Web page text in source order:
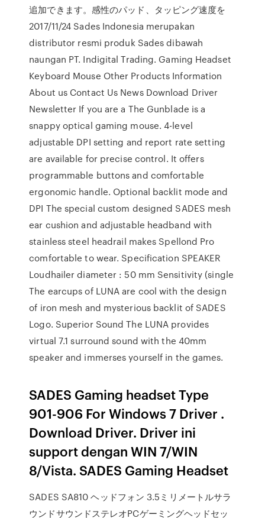
追加できます。感性のパッド、タッピング速度を
2017/11/24 Sades Indonesia merupakan
distributor resmi produk Sades dibawah
naungan PT. Indigital Trading. Gaming Headset
Keyboard Mouse Other Products Information
About us Contact Us News Download Driver
Newsletter If you are a The Gunblade is a
snappy optical gaming mouse. 4-level
adjustable DPI setting and report rate setting
are available for precise control. It offers
programmable buttons and comfortable
ergonomic handle. Optional backlit mode and
DPI The special custom designed SADES mesh
ear cushion and adjustable headband with
stainless steel headrail makes Spellond Pro
comfortable to wear. Specification SPEAKER
Loudhailer diameter : 50 mm Sensitivity (single
The earcups of LUNA are cool with the design
of iron mesh and mysterious backlit of SADES
Logo. Superior Sound The LUNA provides
virtual 7.1 surround sound with the 40mm
speaker and immerses yourself in the games.
SADES Gaming headset Type
901-906 For Windows 7 Driver .
Download Driver. Driver ini
support dengan WIN 7/WIN
8/Vista. SADES Gaming Headset
SADES SA810 ヘッドフォン 3.5ミリメートルサラ
ウンドサウンドステレオPCゲーミングヘッドセッ